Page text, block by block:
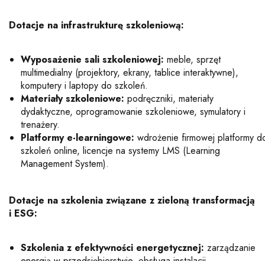
Dotacje na infrastrukturę szkoleniową:
Wyposażenie sali szkoleniowej: meble, sprzęt
multimedialny (projektory, ekrany, tablice interaktywne),
komputery i laptopy do szkoleń.
Materiały szkoleniowe: podręczniki, materiały
dydaktyczne, oprogramowanie szkoleniowe, symulatory i
trenażery.
Platformy e-learningowe: wdrożenie firmowej platformy
szkoleń online, licencje na systemy LMS (Learning
Management System).
Dotacje na szkolenia związane z zieloną transformacją
i ESG:
Szkolenia z efektywności energetycznej: zarządzanie